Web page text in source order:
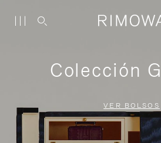
Colección
VER BOLSOS